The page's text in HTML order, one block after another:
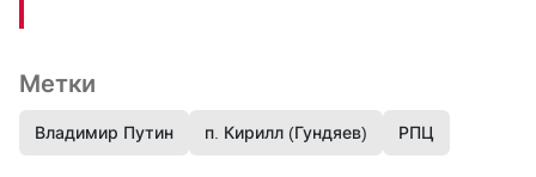
Метки
Владимир Путин п. Кирилл (Гундяев) РПЦ